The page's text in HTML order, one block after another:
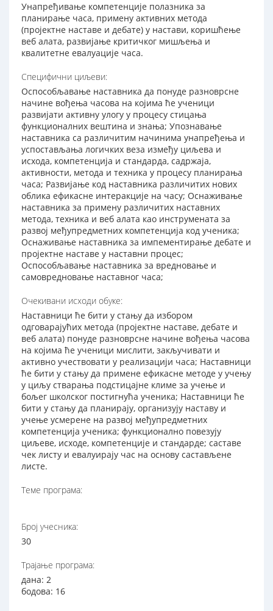
Унапређивање компетенције полазника за
планирање часа, примену активних метода
(пројектне наставе и дебате) у настави, коришћење
веб алата, развијање критичког мишљења и
квалитетне евалуације часа.
Специфични циљеви:
Оспособљавање наставника да понуде разноврсне
начине вођења часова на којима ће ученици
развијати активну улогу у процесу стицања
функционалних вештина и знања; Упознавање
наставника са различитим начинима унапређења и
успостављања логичких веза између циљева и
исхода, компетенција и стандарда, садржаја,
активности, метода и техника у процесу планирања
часа; Развијање код наставника различитих нових
облика ефикасне интеракције на часу; Оснаживање
наставника за примену различитих наставних
метода, техника и веб алата као инструмената за
развој међупредметних компетенција код ученика;
Оснаживање наставника за импементирање дебате и
пројектне наставе у наставни процес;
Оспособљавање наставника за вредновање и
самовредновање наставног часа;
Очекивани исходи обуке:
Наставници ће бити у стању да избором
одговарајућих метода (пројектне наставе, дебате и
веб алата) понуде разноврсне начине вођења часова
на којима ће ученици мислити, закључивати и
активно учествовати у реализацији часа; Наставници
ће бити у стању да примене ефикасне методе у учењу
у циљу стварања подстицајне климе за учење и
бољег школског постигнућа ученика; Наставници ће
бити у стању да планирају, организују наставу и
учење усмерене на развој међупредметних
компетенција ученика; функционално повезују
циљеве, исходе, компетенције и стандарде; саставе
чек листу и евалуирају час на основу састављене
листе.
Теме програма:
Број учесника:
30
Трајање програма:
дана: 2
бодова: 16